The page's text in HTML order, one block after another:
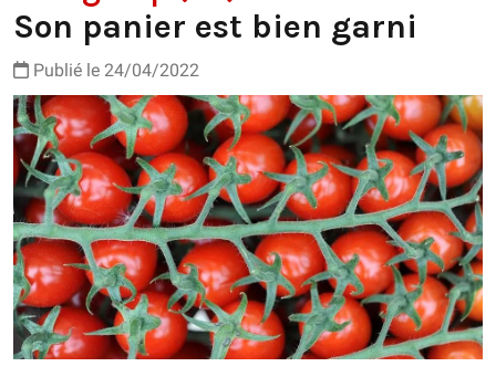
Son panier est bien garni
Publié le 24/04/2022